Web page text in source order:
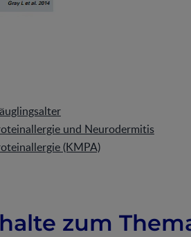
und Neurodermitis
(KMPA)
zum